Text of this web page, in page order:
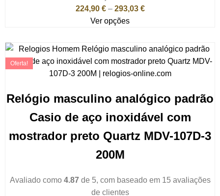
224,90 € – 293,03 €
Ver opções
Relógio masculino analógico padrão
Casio de aço inoxidável com
mostrador preto Quartz MDV-107D-3
200M
Avaliado como 4.87de 5, com baseado em 15avaliações
de clientes
Oferta!